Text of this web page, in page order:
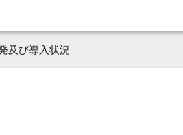
及び導入状況